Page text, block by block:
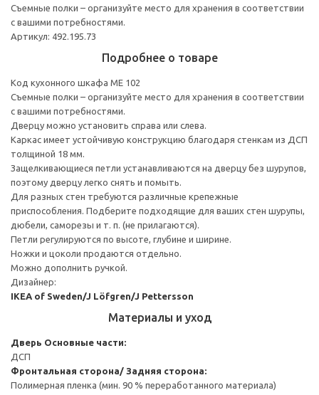
Съемные полки – организуйте место для хранения в соответствии
с вашими потребностями.
Артикул: 492.195.73
Подробнее о товаре
Код кухонного шкафа ME 102
Съемные полки – организуйте место для хранения в соответствии
с вашими потребностями.
Дверцу можно установить справа или слева.
Каркас имеет устойчивую конструкцию благодаря стенкам из ДСП
толщиной 18 мм.
Защелкивающиеся петли устанавливаются на дверцу без шурупов,
поэтому дверцу легко снять и помыть.
Для разных стен требуются различные крепежные
приспособления. Подберите подходящие для ваших стен шурупы,
дюбели, саморезы и т. п. (не прилагаются).
Петли регулируются по высоте, глубине и ширине.
Ножки и цоколи продаются отдельно.
Можно дополнить ручкой.
Дизайнер:
IKEA of Sweden/J Löfgren/J Pettersson
Материалы и уход
Дверь Основные части:
ДСП
Фронтальная сторона/ Задняя сторона:
Полимерная пленка (мин. 90 % переработанного материала)